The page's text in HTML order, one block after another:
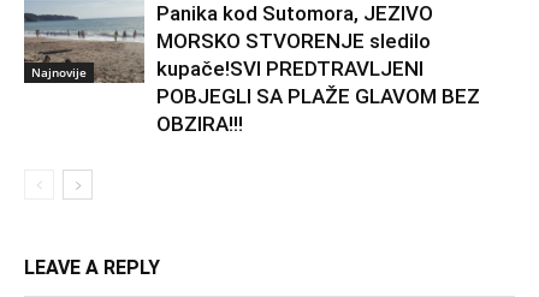
Najnovije
Panika kod Sutomora, JEZIVO
MORSKO STVORENJE sledilo
kupače!SVI PREDTRAVLJENI
POBJEGLI SA PLAŽE GLAVOM BEZ
OBZIRA!!!
LEAVE A REPLY